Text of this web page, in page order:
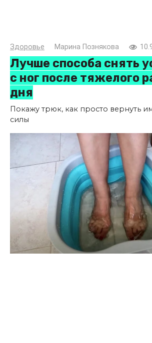
Здоровье Марина Познякова
Лучше способа снять
с ног после тяжелого
дня
Покажу трюк, как просто вернуть
силы